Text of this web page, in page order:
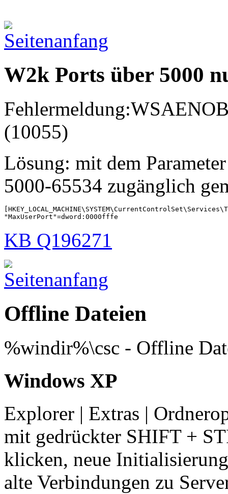
W2k Ports über 5000
(10055)
Lösung: mit dem
5000-65534 zugänglich
"MaxUserPort"=dword:0000fffe
KB Q196271
Offline Dateien
%windir%\csc - Offline
Windows XP
Explorer | Extras |
mit gedrückter SHIFT +
klicken, neue
alte Verbindungen zu